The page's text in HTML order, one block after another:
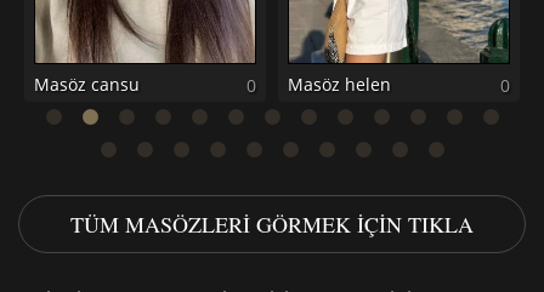
Masöz cansu 0 Masöz helen 0
TÜM MASÖZLERI GÖRMEK IÇIN TIKLA